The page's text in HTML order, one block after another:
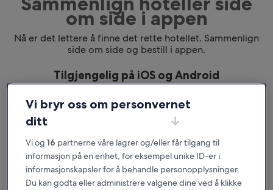
om side i appen
Nå er det lettere å finne det rette hotellet. Sammenlign
side om side og bestill i appen.
Tilgjengelig på iOS og Android
Vi bryr oss om personvernet
ditt
Vi og 16 partnerne våre lagrer og/eller får tilgang til
informasjon på en enhet, for eksempel unike ID-er i
informasjonskapsler for å behandle personopplysninger.
Du kan godta eller administrere valgene dine ved å klikke